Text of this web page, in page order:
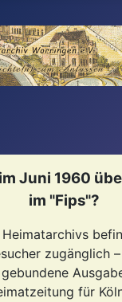
Juni 1960
im "Fips"?
Heimatarchivs
zugänglich
für